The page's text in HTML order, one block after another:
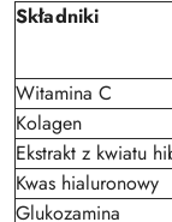
Składniki
Witamina C
Kolagen
Ekstrakt z kwiatu
Kwas hialuronowy
Glukozamina